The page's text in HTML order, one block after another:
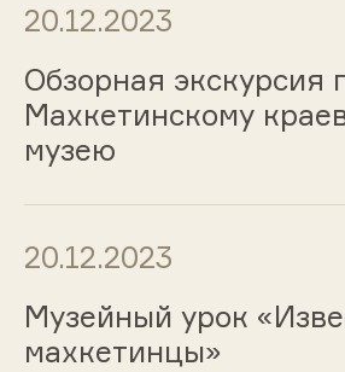
20.12.2023
Обзорная экскурсия
Махкетинскому
музею
20.12.2023
Музейный урок
махкетинцы»